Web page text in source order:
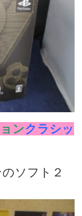
ンクラシッ
ソフト２